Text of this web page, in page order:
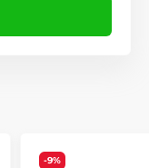
-9%